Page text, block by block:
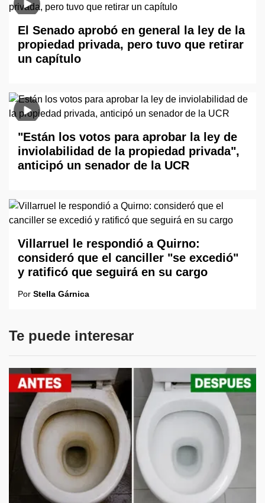
El Senado aprobó en general la ley de la
propiedad privada, pero tuvo que retirar
un capítulo
"Están los votos para aprobar la ley de
inviolabilidad de la propiedad privada",
anticipó un senador de la UCR
Villarruel le respondió a Quirno:
consideró que el canciller "se excedió"
y ratificó que seguirá en su cargo
Por Stella Gárnica
Te puede interesar